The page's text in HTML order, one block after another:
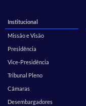
Institucional
Missão e Visão
Presidência
Vice-Presidência
Tribunal Pleno
Câmaras
Desembargadores